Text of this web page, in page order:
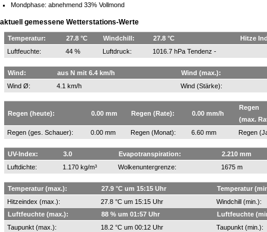
Mondphase: abnehmend 33% Vollmond
aktuell gemessene Wetterstations-Werte
Temperatur: 27.8 °C Windchill: 27.8 °C
Hitze
Luftfeuchte:
44 % Luftdruck: 1016.7 hPa Tendenz -
Wind: aus N mit 6.4 km/h
Wind (max.):
Wind Ø:
4.1 km/h Wind (Stärke):
Regen (heute): 0.00 mm Regen (Rate): 0.00 mm/h
Regen
(max.
Regen (ges. Schauer):
0.00 mm Regen (Monat): 6.60 mm Regen
UV-Index: 3.0 Evapotranspiration:
2.210 mm
Luftdichte:
1.170 kg/m³ Wolkenuntergrenze: 1675 m
Temperatur (max.): 27.9 °C um 15:15 Uhr
Temperatur
Hitzeindex (max.):
27.8 °C um 15:15 Uhr
Windchill (min.):
Luftfeuchte (max.):
88 % um 01:57 Uhr
Luftfeuchte
Taupunkt (max.):
18.2 °C um 00:12 Uhr
Taupunkt (min.):